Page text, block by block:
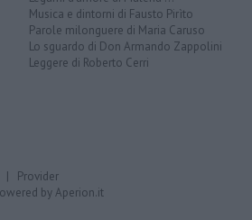
Musica e dintorni di Fausto Pirìto
Parole milonguere di Maria Caruso
Lo sguardo di Don Armando Zappolini
Leggere di Roberto Cerri
| Provider
byAperion.it